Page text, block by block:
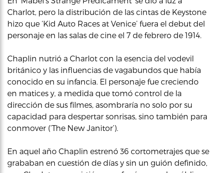
Charlot, pero la distribución de las cintas de Keystone
hizo que ‘Kid Auto Races at Venice’ fuera el debut del
personaje en las salas de cine el 7 de febrero de 1914.
Chaplin nutrió a Charlot con la esencia del vodevil
británico y las influencias de vagabundos que había
conocido en su infancia. El personaje fue creciendo
en matices y, a medida que tomó control de la
dirección de sus filmes, asombraría no solo por su
capacidad para despertar sonrisas, sino también para
conmover (‘The New Janitor’).
En aquel año Chaplin estrenó 36 cortometrajes que se
grababan en cuestión de días y sin un guión definido,